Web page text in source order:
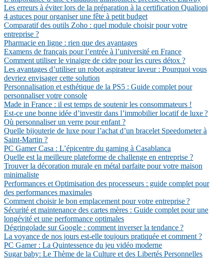
Les erreurs à éviter lors de la préparation à la certification Qualiopi
4 astuces pour organiser une fête à petit budget
Comparatif des outils Zoho : quel module choisir pour votre
entreprise ?
Pharmacie en ligne : rien que des avantages
Examens de français pour l’entrée à l’université en France
Comment utiliser le vinaigre de cidre pour les cures détox ?
Les avantages d’utiliser un robot aspirateur laveur : Pourquoi vous
devriez envisager cette solution
Personnalisation et esthétique de la PS5 : Guide complet pour
personnaliser votre console
Made in France : il est temps de soutenir les consommateurs !
Est-ce une bonne idée d’investir dans l’immobilier locatif de luxe ?
Où personnaliser un verre pour enfant ?
Quelle bijouterie de luxe pour l’achat d’un bracelet Speedometer à
Saint-Martin ?
PC Gamer Casa : L’épicentre du gaming à Casablanca
Quelle est la meilleure plateforme de challenge en entreprise ?
Trouver la décoration murale en métal parfaite pour votre maison
minimaliste
Performances et Optimisation des processeurs : guide complet pour
des performances maximales
Comment choisir le bon emplacement pour votre entreprise ?
Sécurité et maintenance des cartes mères : Guide complet pour une
longévité et une performance optimales
Dégringolade sur Google : comment inverser la tendance ?
La voyance de nos jours est-elle toujours pratiquée et comment ?
PC Gamer : La Quintessence du jeu vidéo moderne
Sugar baby: Le Thème de la Culture et des Libertés Personnelles